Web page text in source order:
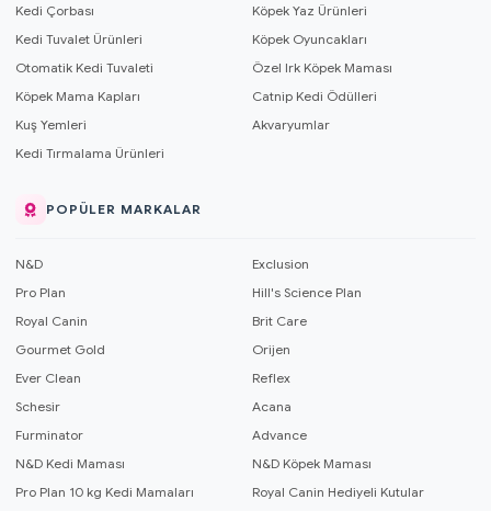
Kedi Çorbası
Köpek Yaz Ürünleri
Kedi Tuvalet Ürünleri
Köpek Oyuncakları
Otomatik Kedi Tuvaleti
Özel Irk Köpek Maması
Köpek Mama Kapları
Catnip Kedi Ödülleri
Kuş Yemleri
Akvaryumlar
Kedi Tırmalama Ürünleri
POPÜLER MARKALAR
N&D
Exclusion
Pro Plan
Hill's Science Plan
Royal Canin
Brit Care
Gourmet Gold
Orijen
Ever Clean
Reflex
Schesir
Acana
Furminator
Advance
N&D Kedi Maması
N&D Köpek Maması
Pro Plan 10 kg Kedi Mamaları
Royal Canin Hediyeli Kutular